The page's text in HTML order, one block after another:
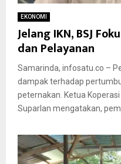
EKONOMI
Jelang IKN, BSJ
dan Pelayanan
Samarinda, infosatu.co –
dampak terhadap
peternakan. Ketua
Suparlan mengatakan,